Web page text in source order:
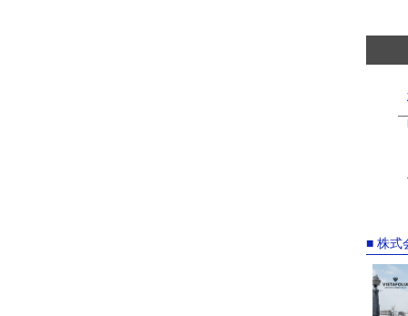
■ 株式